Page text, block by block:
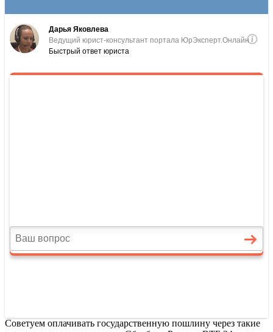
Советуем оплачивать государственную пошлину через такие
кредитные организации как Сбербанк России, ВТБ 24 или